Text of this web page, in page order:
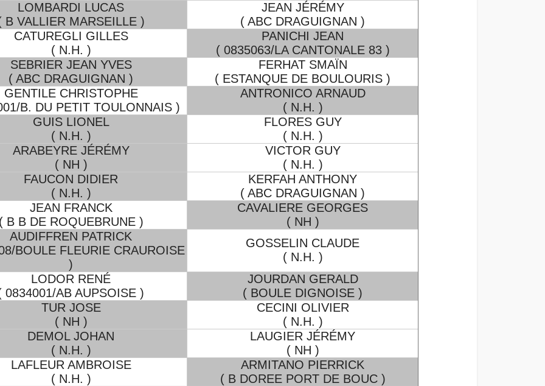
LOMBARDI LUCAS
B VALLIER MARSEILLE )
JEAN JÉRÉMY
( ABC DRAGUIGNAN )
CATUREGLI GILLES
( N.H. )
PANICHI JEAN
( 0835063/LA CANTONALE 83 )
SEBRIER JEAN YVES
( ABC DRAGUIGNAN )
FERHAT SMAÏN
( ESTANQUE DE BOULOURIS )
GENTILE CHRISTOPHE
B. DU PETIT TOULONNAIS )
ANTRONICO ARNAUD
( N.H. )
GUIS LIONEL
( N.H. )
FLORES GUY
( N.H. )
ARABEYRE JÉRÉMY
( NH )
VICTOR GUY
( N.H. )
FAUCON DIDIER
( N.H. )
KERFAH ANTHONY
( ABC DRAGUIGNAN )
JEAN FRANCK
B B DE ROQUEBRUNE )
CAVALIERE GEORGES
( NH )
AUDIFFREN PATRICK
BOULE FLEURIE CRAUROISE
)
GOSSELIN CLAUDE
( N.H. )
LODOR RENÉ
0834001/AB AUPSOISE )
JOURDAN GERALD
( BOULE DIGNOISE )
TUR JOSE
( NH )
CECINI OLIVIER
( N.H. )
DEMOL JOHAN
( N.H. )
LAUGIER JÉRÉMY
( NH )
LAFLEUR AMBROISE
( N.H. )
ARMITANO PIERRICK
( B DOREE PORT DE BOUC )